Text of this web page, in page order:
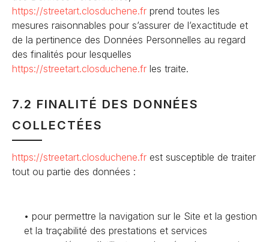
https://streetart.closduchene.fr prend toutes les
mesures raisonnables pour s’assurer de l’exactitude et
de la pertinence des Données Personnelles au regard
des finalités pour lesquelles
https://streetart.closduchene.fr les traite.
7.2 FINALITÉ DES DONNÉES
COLLECTÉES
https://streetart.closduchene.fr est susceptible de traiter
tout ou partie des données :
pour permettre la navigation sur le Site et la gestion
et la traçabilité des prestations et services